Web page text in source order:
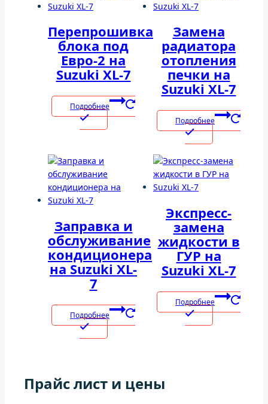
Перепрошивка
блока под
Евро-2 на
Suzuki XL-7
Подробнее
Замена
радиатора
отопления
печки на
Suzuki XL-7
Подробнее
Заправка и
обслуживание
кондиционера
на Suzuki XL-
7
Подробнее
Экспресс-
замена
жидкости в
ГУР на
Suzuki XL-7
Подробнее
Прайс лист и цены